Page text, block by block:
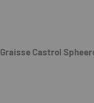
Graisse Castrol